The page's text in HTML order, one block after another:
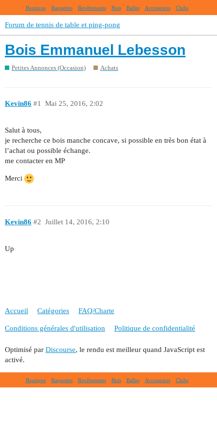
Boutique Raquettes Revêtements Bois Balles Accessoires Clubs
Forum de tennis de table et ping-pong
Bois Emmanuel Lebesson
Petites Annonces (Occasion) Achats
Kevin86 Mai 25, 2016, 2:02
#1
Salut à tous,
je recherche ce bois manche concave, si possible en très bon état à
l’achat ou possible échange.
me contacter en MP
Merci
Kevin86 Juillet 14, 2016, 2:10
#2
Up
Accueil Catégories FAQ/Charte
Conditions générales d'utilisation Politique de confidentialité
Optimisé par Discourse, le rendu est meilleur quand JavaScript est
activé.
Boutique Raquettes Revêtements Bois Balles Accessoires Clubs